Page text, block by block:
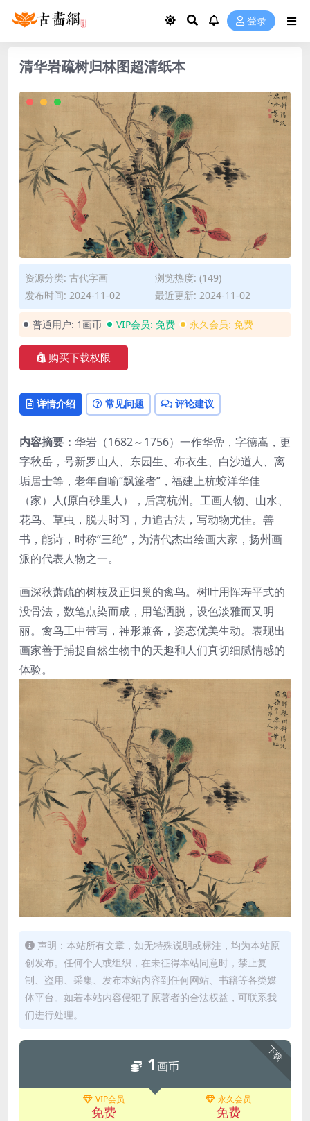
登录
清华岩疏树归林图超清纸本
资源分类: 古代字画
浏览热度: (149)
发布时间: 2024-11-02
最近更新: 2024-11-02
普通用户: 1画币 VIP会员: 免费 永久会员: 免费
购买下载权限
详情介绍 常见问题 评论建议
内容摘要： 华岩（1682～1756）一作华嵒，字德嵩，更
字秋岳，号新罗山人、东园生、布衣生、白沙道人、离
垢居士等，老年自喻“飘篷者”，福建上杭蛟洋华佳
（家）人(原白砂里人），后寓杭州。工画人物、山水、
花鸟、草虫，脱去时习，力追古法，写动物尤佳。善
书，能诗，时称“三绝”，为清代杰出绘画大家，扬州画
派的代表人物之一。
画深秋萧疏的树枝及正归巢的禽鸟。树叶用恽寿平式的
没骨法，数笔点染而成，用笔洒脱，设色淡雅而又明
丽。禽鸟工中带写，神形兼备，姿态优美生动。表现出
画家善于捕捉自然生物中的天趣和人们真切细腻情感的
体验。
声明：本站所有文章，如无特殊说明或标注，均为本站原
创发布。任何个人或组织，在未征得本站同意时，禁止复
制、盗用、采集、发布本站内容到任何网站、书籍等各类媒
体平台。如若本站内容侵犯了原著者的合法权益，可联系我
们进行处理。
下载
1画币
VIP会员
免费
永久会员
免费